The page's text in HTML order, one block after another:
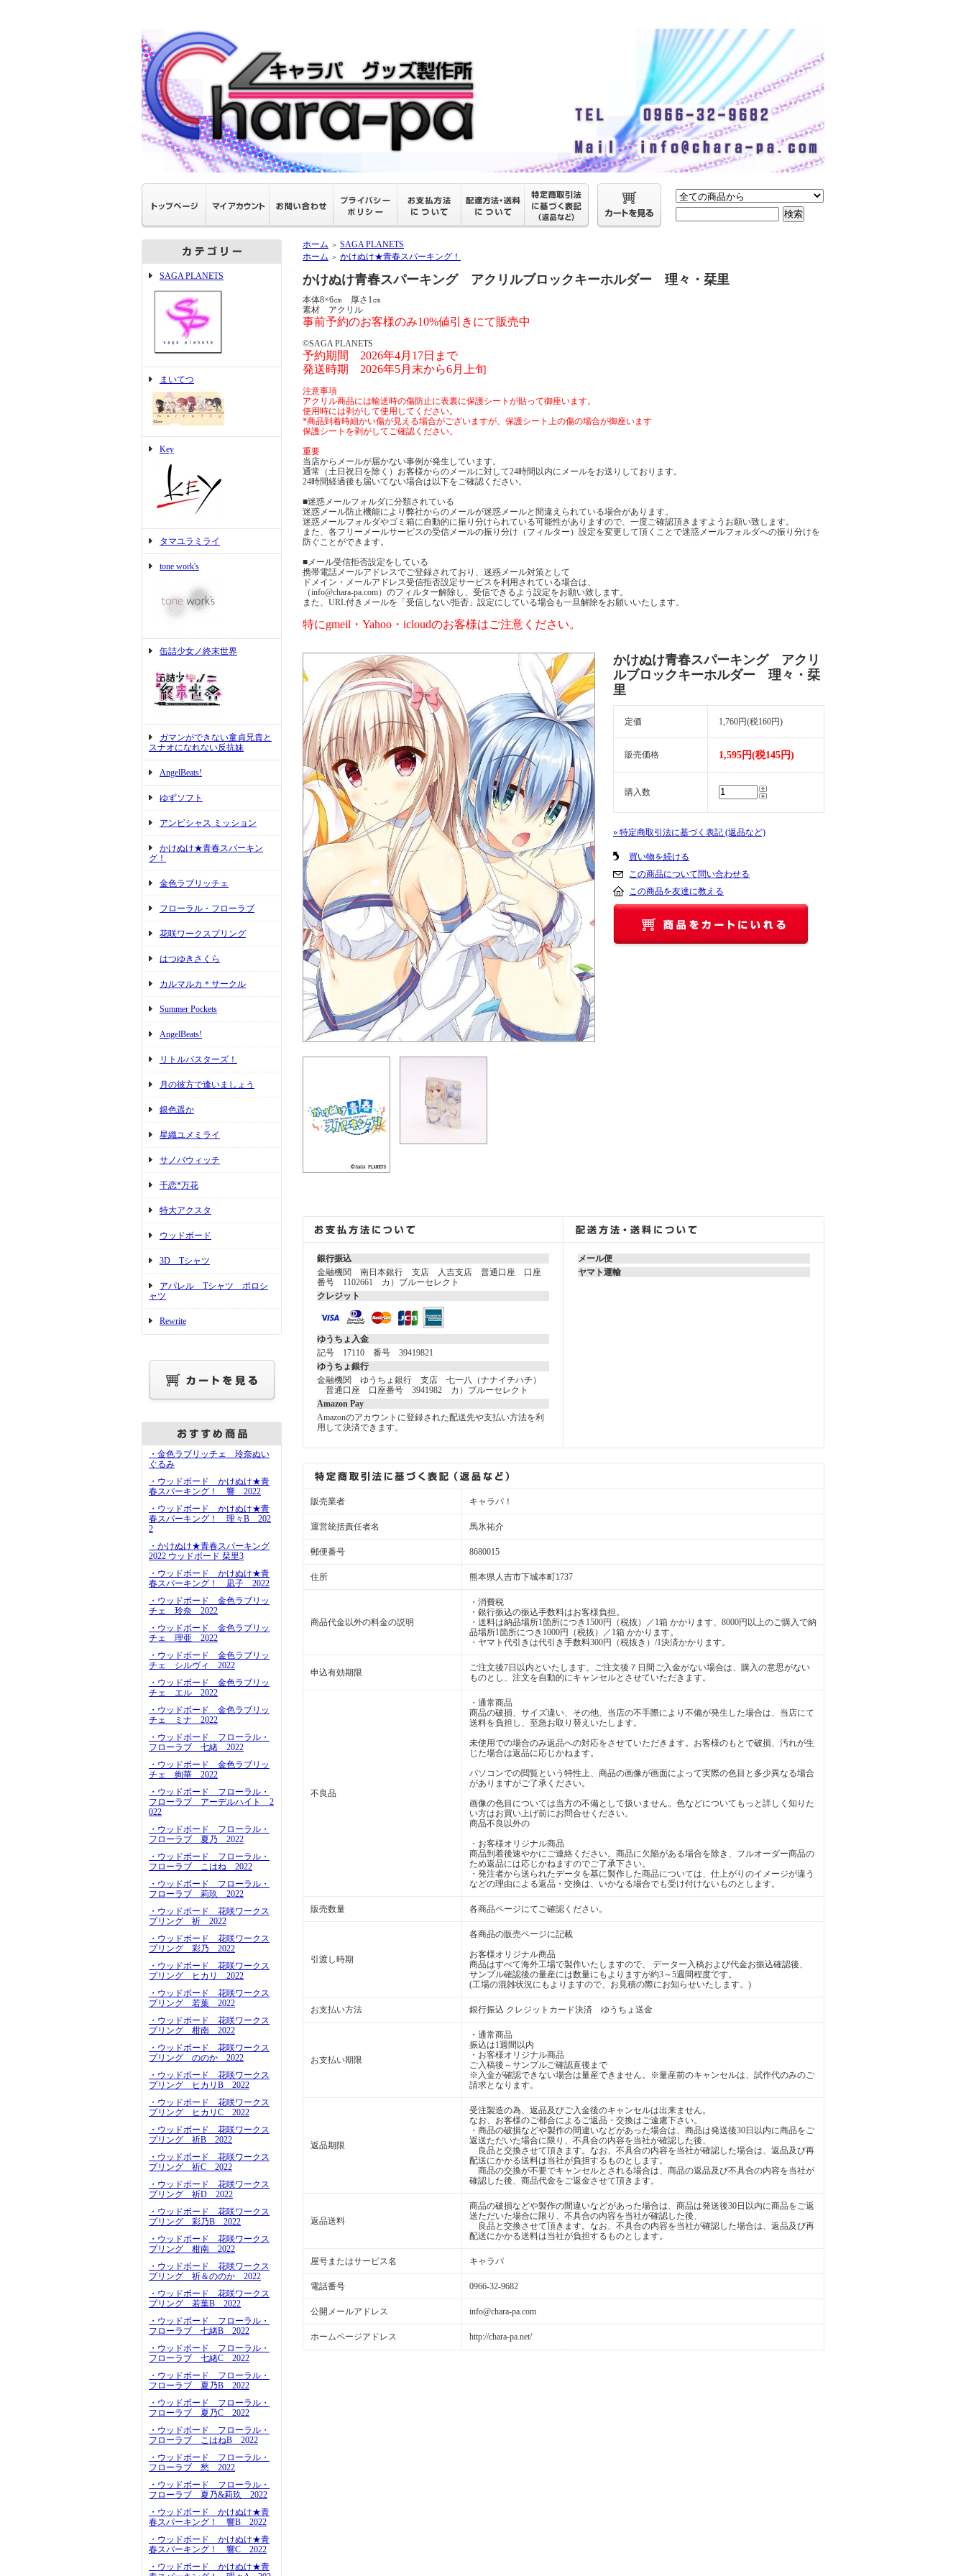
SAGA PLANETS
まいてつ
Key
タマユラミライ
tone work's
缶詰少女ノ終末世界
ガマンができない童貞兄貴と
スナオになれない反抗妹
AngelBeats!
ゆずソフト
アンビシャス ミッション
かけぬけ★青春スパーキン
グ！
金色ラブリッチェ
フローラル・フローラブ
花咲ワークスプリング
はつゆきさくら
カルマルカ＊サークル
Summer Pockets
AngelBeats!
リトルバスターズ！
月の彼方で逢いましょう
銀色遥か
星織ユメミライ
サノバウィッチ
千恋*万花
特大アクスタ
ウッドボード
3D Tシャツ
アパレル Tシャツ ポロシ
ャツ
Rewrite
・金色ラブリッチェ 玲奈ぬい
ぐるみ
・ウッドボード かけぬけ★青
春スパーキング！ 響 2022
・ウッドボード かけぬけ★青
春スパーキング！ 理々B 202
2
・かけぬけ★青春スパーキング
2022 ウッドボード 栞里3
・ウッドボード かけぬけ★青
春スパーキング！ 凪子 2022
・ウッドボード 金色ラブリッ
チェ 玲奈 2022
・ウッドボード 金色ラブリッ
チェ 理亜 2022
・ウッドボード 金色ラブリッ
チェ シルヴィ 2022
・ウッドボード 金色ラブリッ
チェ エル 2022
・ウッドボード 金色ラブリッ
チェ ミナ 2022
・ウッドボード フローラル・
フローラブ 七緒 2022
・ウッドボード 金色ラブリッ
チェ 絢華 2022
・ウッドボード フローラル・
フローラブ アーデルハイト 2
022
・ウッドボード フローラル・
フローラブ 夏乃 2022
・ウッドボード フローラル・
フローラブ こはね 2022
・ウッドボード フローラル・
フローラブ 莉玖 2022
・ウッドボード 花咲ワークス
プリング 祈 2022
・ウッドボード 花咲ワークス
プリング 彩乃 2022
・ウッドボード 花咲ワークス
プリング ヒカリ 2022
・ウッドボード 花咲ワークス
プリング 若葉 2022
・ウッドボード 花咲ワークス
プリング 柑南 2022
・ウッドボード 花咲ワークス
プリング ののか 2022
・ウッドボード 花咲ワークス
プリング ヒカリB 2022
・ウッドボード 花咲ワークス
プリング ヒカリC 2022
・ウッドボード 花咲ワークス
プリング 祈B 2022
・ウッドボード 花咲ワークス
プリング 祈C 2022
・ウッドボード 花咲ワークス
プリング 祈D 2022
・ウッドボード 花咲ワークス
プリング 彩乃B 2022
・ウッドボード 花咲ワークス
プリング 柑南 2022
・ウッドボード 花咲ワークス
プリング 祈＆ののか 2022
・ウッドボード 花咲ワークス
プリング 若葉B 2022
・ウッドボード フローラル・
フローラブ 七緒B 2022
・ウッドボード フローラル・
フローラブ 七緒C 2022
・ウッドボード フローラル・
フローラブ 夏乃B 2022
・ウッドボード フローラル・
フローラブ 夏乃C 2022
・ウッドボード フローラル・
フローラブ こはねB 2022
・ウッドボード フローラル・
フローラブ 愁 2022
・ウッドボード フローラル・
フローラブ 夏乃&莉玖 2022
・ウッドボード かけぬけ★青
春スパーキング！ 響B 2022
・ウッドボード かけぬけ★青
春スパーキング！ 響C 2022
・ウッドボード かけぬけ★青
ホーム ＞ SAGA PLANETS
ホーム ＞ かけぬけ★青春スパーキング！
かけぬけ青春スパーキング アクリルブロックキーホルダー 理々・栞里
本体8×6㎝ 厚さ1㎝
素材 アクリル
事前予約のお客様のみ10%値引きにて販売中
©SAGA PLANETS
予約期間 2026年4月17日まで
発送時期 2026年5月末から6月上旬
注意事項
アクリル商品には輸送時の傷防止に表裏に保護シートが貼って御座います。
使用時には剥がして使用してください。
*商品到着時細かい傷が見える場合がございますが、保護シート上の傷の場合が御座います
保護シートを剥がしてご確認ください。
重要
当店からメールが届かない事例が発生しています。
通常（土日祝日を除く）お客様からのメールに対して24時間以内にメールをお送りしております。
24時間経過後も届いてない場合は以下をご確認ください。
■迷惑メールフォルダに分類されている
迷惑メール防止機能により弊社からのメールが迷惑メールと間違えられている場合があります。
迷惑メールフォルダやゴミ箱に自動的に振り分けられている可能性がありますので、一度ご確認頂きますようお願い致します。
また、各フリーメールサービスの受信メールの振り分け（フィルター）設定を変更して頂くことで迷惑メールフォルダへの振り分けを
防ぐことができます。
■メール受信拒否設定をしている
携帯電話メールアドレスでご登録されており、迷惑メール対策として
ドメイン・メールアドレス受信拒否設定サービスを利用されている場合は、
（info@chara-pa.com）のフィルター解除し、受信できるよう設定をお願い致します。
また、URL付きメールを「受信しない/拒否」設定にしている場合も一旦解除をお願いいたします。
特にgmeil・Yahoo・icloudのお客様はご注意ください。
かけぬけ青春スパーキング アクリ
ルブロックキーホルダー 理々・栞
里
定価 1,760円(税160円)
販売価格 1,595円(税145円)
購入数
» 特定商取引法に基づく表記 (返品など)
買い物を続ける
この商品について問い合わせる
この商品を友達に教える
銀行振込
金融機関 南日本銀行 支店 人吉支店 普通口座 口座
番号 1102661 カ）ブルーセレクト
クレジット
ゆうちょ入金
記号 17110 番号 39419821
ゆうちょ銀行
金融機関 ゆうちょ銀行 支店 七一八（ナナイチハチ）
普通口座 口座番号 3941982 カ）ブルーセレクト
Amazon Pay
Amazonのアカウントに登録された配送先や支払い方法を利
用して決済できます。
メール便
ヤマト運輸
販売業者 キャラパ！
運営統括責任者名 馬氷祐介
郵便番号 8680015
住所 熊本県人吉市下城本町1737
商品代金以外の料金の説明
・消費税
・銀行振込の振込手数料はお客様負担。
・送料は納品場所1箇所につき1500円（税抜）／1箱 かかります、8000円以上のご購入で納
品場所1箇所につき1000円（税抜）／1箱 かかります。
・ヤマト代引きは代引き手数料300円（税抜き）/1決済かかります。
申込有効期限
ご注文後7日以内といたします。ご注文後７日間ご入金がない場合は、購入の意思がない
ものとし、注文を自動的にキャンセルとさせていただきます。
不良品
・通常商品
商品の破損、サイズ違い、その他、当店の不手際により不備が発生した場合は、当店にて
送料を負担し、至急お取り替えいたします。
未使用での場合のみ返品への対応をさせていただきます。お客様のもとで破損、汚れが生
じた場合は返品に応じかねます。
パソコンでの閲覧という特性上、商品の画像が画面によって実際の色目と多少異なる場合
がありますがご了承ください。
画像の色目については当方の不備として扱いません。色などについてもっと詳しく知りた
い方はお買い上げ前にお問合せください。
商品不良以外の
・お客様オリジナル商品
商品到着後速やかにご連絡ください。商品に欠陥がある場合を除き、フルオーダー商品の
ため返品には応じかねますのでご了承下さい。
・発注者から送られたデータを基に製作した商品については、仕上がりのイメージが違う
などの理由による返品・交換は、いかなる場合でも受け付けないものとします。
販売数量 各商品ページにてご確認ください。
引渡し時期
各商品の販売ページに記載
お客様オリジナル商品
商品はすべて海外工場で製作いたしますので、 データー入稿および代金お振込確認後、
サンプル確認後の量産には数量にもよりますが約3～5週間程度です。
(工場の混雑状況にもよりますので、お見積の際にお知らせいたします。)
お支払い方法 銀行振込 クレジットカード決済 ゆうちょ送金
お支払い期限
・通常商品
振込は1週間以内
・お客様オリジナル商品
ご入稿後～サンプルご確認直後まで
※入金が確認できない場合は量産できません。※量産前のキャンセルは、試作代のみのご
請求となります。
返品期限
受注製造の為、返品及びご入金後のキャンセルは出来ません。
なお、お客様のご都合によるご返品・交換はご遠慮下さい。
・商品の破損などや製作の間違いなどがあった場合は、商品は発送後30日以内に商品をご
返送ただいた場合に限り、不具合の内容を当社が確認した後、
良品と交換させて頂きます。なお、不具合の内容を当社が確認した場合は、返品及び再
配送にかかる送料は当社が負担するものとします。
商品の交換が不要でキャンセルとされる場合は、商品の返品及び不具合の内容を当社が
確認した後、商品代金をご返金させて頂きます。
返品送料
商品の破損などや製作の間違いなどがあった場合は、商品は発送後30日以内に商品をご返
送ただいた場合に限り、不具合の内容を当社が確認した後、
良品と交換させて頂きます。なお、不具合の内容を当社が確認した場合は、返品及び再
配送にかかる送料は当社が負担するものとします。
屋号またはサービス名 キャラパ
電話番号 0966-32-9682
公開メールアドレス info@chara-pa.com
ホームページアドレス http://chara-pa.net/